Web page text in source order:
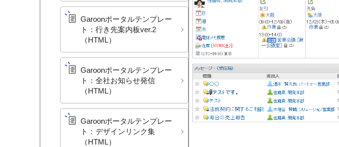
Garoonポータルテンプレー
ト：​行き先案内板ver.2​
（HTML）
Garoonポータルテンプレー
ト：全社​お知らせ発信​
（HTML）
Garoonポータルテンプレー
ト：デザインリンク集​
（HTML）